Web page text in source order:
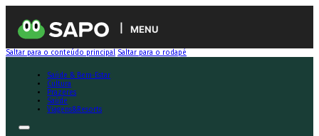
MENU
Saltar para o conteúdo principal Saltar para o rodapé
Saúde & Bem-Estar
Cultura
Prazeres
Saúde
Viagens&Resorts